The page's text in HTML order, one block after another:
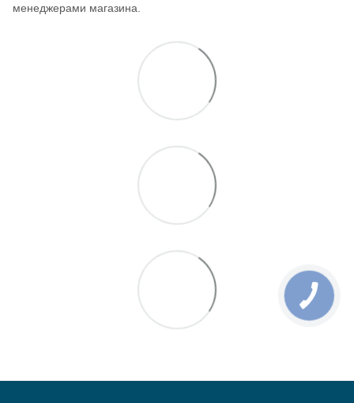
менеджерами магазина.